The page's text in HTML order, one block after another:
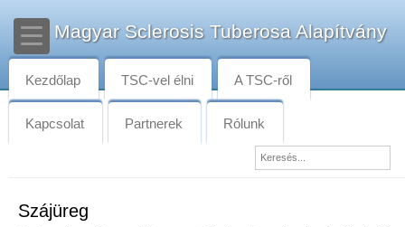
Magyar Sclerosis Tuberosa Alapítvány
Kezdőlap TSC-vel élni A TSC-ről
Kapcsolat Partnerek Rólunk
Szájüreg